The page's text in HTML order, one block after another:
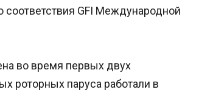
соответствия GFI Международной
во время первых двух
роторных паруса работали в